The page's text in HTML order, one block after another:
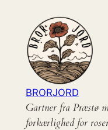
indhold
BRORJORD
Gartner fra Præstø
forkærlighed for